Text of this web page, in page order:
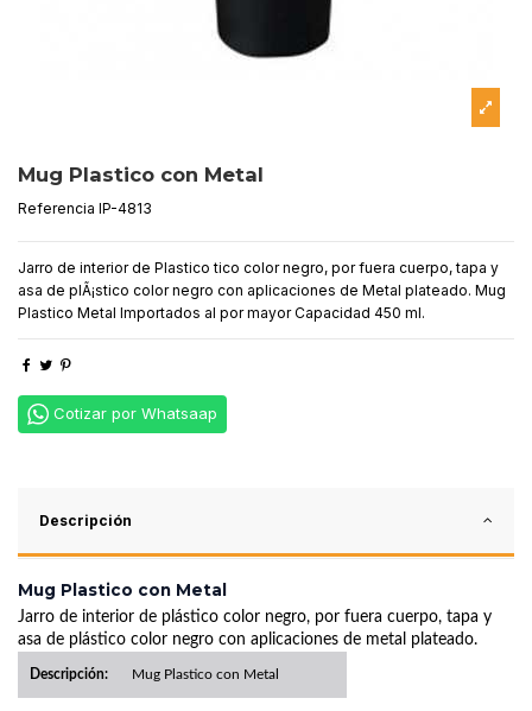
Mug Plastico con Metal
Referencia IP-4813
Jarro de interior de Plastico tico color negro, por fuera cuerpo, tapa y
asa de plÃ¡stico color negro con aplicaciones de Metal plateado. Mug
Plastico Metal Importados al por mayor Capacidad 450 ml.
Cotizar por Whatsaap
Descripción
Mug Plastico con Metal
Jarro de interior de plástico color negro, por fuera cuerpo, tapa y
asa de plástico color negro con aplicaciones de metal plateado.
Descripción: Mug Plastico con Metal